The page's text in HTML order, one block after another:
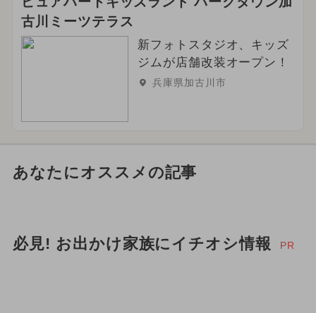
古川ミーツテラス
新フォトスタジオ、キッズ
ジムが店舗改装オープン！
兵庫県加古川市
あなたにオススメの記事
必見! お出かけ家族にイチオシ情報 PR